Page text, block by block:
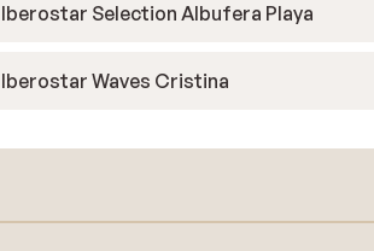
Iberostar Selection Albufera Playa
Iberostar Waves Cristina